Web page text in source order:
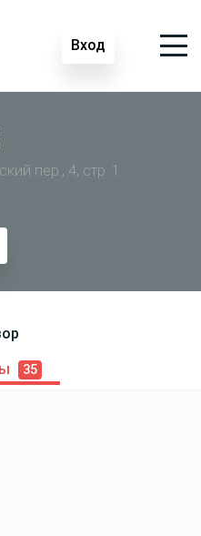
Вход
пер., 4, стр. 1
35